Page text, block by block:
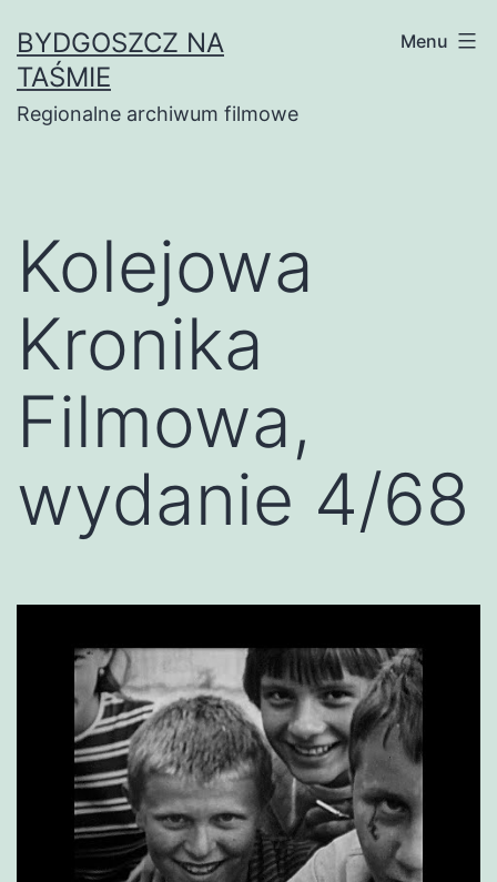
to
content
BYDGOSZCZ NA
TAŚMIE
Regionalne archiwum filmowe
Menu
Kolejowa
Kronika
Filmowa,
wydanie 4/68